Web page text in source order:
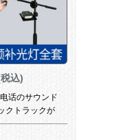
込)
话のサウンド
クトラックが
して歌を歌っ